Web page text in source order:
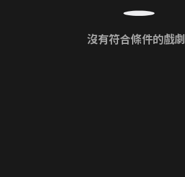
沒有符合條件的戲劇